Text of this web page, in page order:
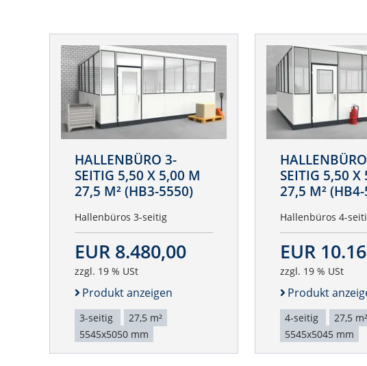
HALLENBÜRO 3-
SEITIG 5,50 X 5,00 M
27,5 M² (HB3-5550)
Hallenbüros 3-seitig
EUR 8.480,00
zzgl. 19 % USt
Produkt anzeigen
3-seitig
27,5 m²
5545x5050 mm
SEITIG 5,50 X
27,5 M²
Hallenbüros 4-
EUR
zzgl. 19 % USt
Produkt
4-seitig
27,5 m²
5545x5045 mm